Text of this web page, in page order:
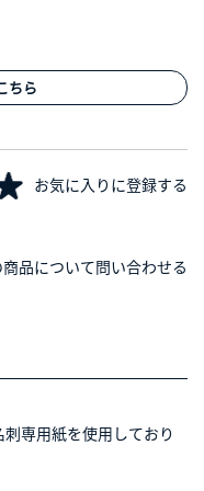
ちら
お気に入りに登録する
商品について問い合わせる
刺専用紙を使用しており